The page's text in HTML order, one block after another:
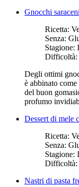
Gnocchi
Ricetta:
Senza:
Stagione:
Difficoltà:
Degli ottimi
è abbinato
del buon
profumo
Dessert di mele
Ricetta:
Senza:
Stagione:
Difficoltà:
Nastri di pasta